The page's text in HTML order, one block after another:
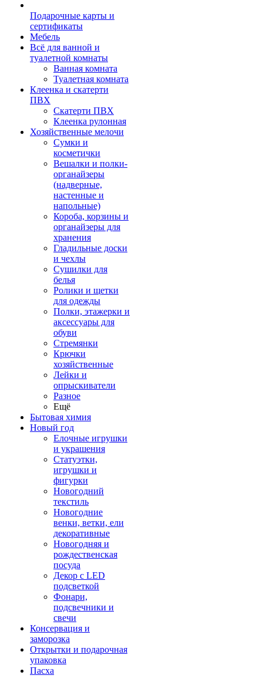
Подарочные карты и
сертификаты
Мебель
Всё для ванной и
туалетной комнаты
Ванная комната
Туалетная комната
Клеенка и скатерти
ПВХ
Скатерти ПВХ
Клеенка рулонная
Хозяйственные мелочи
Сумки и
косметички
Вешалки и полки-
органайзеры
(надверные,
настенные и
напольные)
Короба, корзины и
органайзеры для
хранения
Гладильные доски
и чехлы
Сушилки для
белья
Ролики и щетки
для одежды
Полки, этажерки и
аксессуары для
обуви
Стремянки
Крючки
хозяйственные
Лейки и
опрыскиватели
Разное
Ещё
Бытовая химия
Новый год
Елочные игрушки
и украшения
Статуэтки,
игрушки и
фигурки
Новогодний
текстиль
Новогодние
венки, ветки, ели
декоративные
Новогодняя и
рождественская
посуда
Декор с LED
подсветкой
Фонари,
подсвечники и
свечи
Консервация и
заморозка
Открытки и подарочная
упаковка
Пасха